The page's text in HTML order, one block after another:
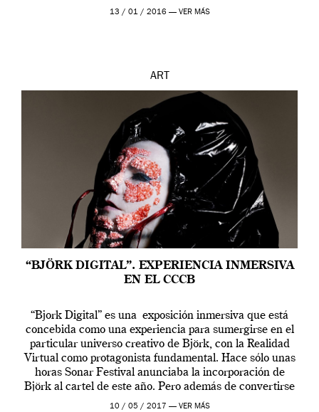
contarnos una […]
13 / 01 / 2016 — VER MÁS
ART
“BJÖRK DIGITAL”. EXPERIENCIA INMERSIVA
EN EL CCCB
“Bjork Digital” es una exposición inmersiva que está
concebida como una experiencia para sumergirse en el
particular universo creativo de Björk, con la Realidad
Virtual como protagonista fundamental. Hace sólo unas
horas Sonar Festival anunciaba la incorporación de
Björk al cartel de este año. Pero además de convertirse
en una de las actuaciones más relevantes […]
10 / 05 / 2017 — VER MÁS